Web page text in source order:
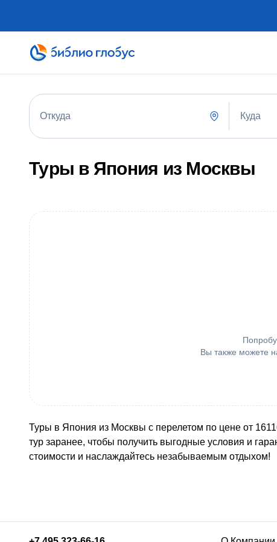
Откуда Куда
Туры в Япония из Москвы
Вы также можете
Туры в Япония из Москвы с перелетом по цене от
тур заранее, чтобы получить выгодные условия и
стоимости и наслаждайтесь незабываемым отдыхом!